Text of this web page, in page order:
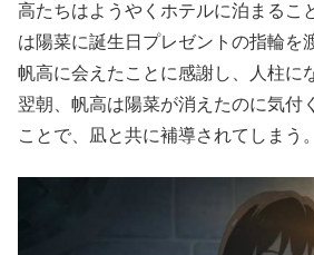
高たちはようやくホテルに泊まるこ
は陽菜に誕生日プレゼントの指輪を
帆高に会えたことに感謝し、人柱に
翌朝、帆高は陽菜が消えたのに気付
ことで、凪と共に補導されてしまう。